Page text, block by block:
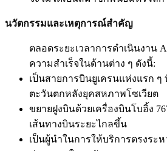
นวัตกรรมและเหตุการณ์สำคัญ
ตลอดระยะเวลาการดำเนินงาน
ความสำเร็จในด้านต่าง ๆ ดังนี้:
เป็นสายการบินยูเครนแห่งแรก
ตะวันตกหลังยุคสหภาพโซเวียต
ขยายฝูงบินด้วยเครื่องบินโบอิ้ง
เส้นทางบินระยะไกลขึ้น
เป็นผู้นำในการให้บริการตรงระ